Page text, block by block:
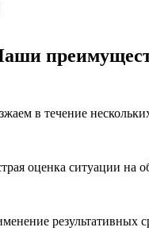
в течение
оценка ситуации на
результативных